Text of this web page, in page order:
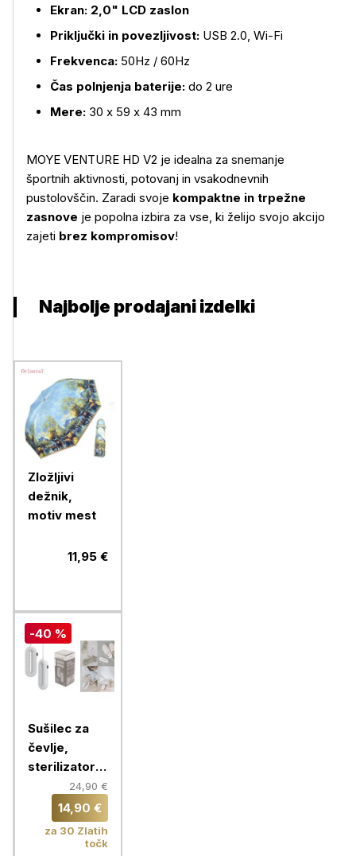
Ekran: 2,0" LCD zaslon
Priključki in povezljivost: USB 2.0, Wi-Fi
Frekvenca: 50Hz / 60Hz
Čas polnjenja baterije: do 2 ure
Mere: 30 x 59 x 43 mm
MOYE VENTURE HD V2 je idealna za snemanje
športnih aktivnosti, potovanj in vsakodnevnih
pustolovščin. Zaradi svoje kompaktne in trpežne
zasnove je popolna izbira za vse, ki želijo svojo akcijo
zajeti brez kompromisov!
Najbolje prodajani izdelki
Zložljivi
dežnik,
motiv mest
11,95 €
-40 %
Sušilec za
čevlje,
sterilizator z
vgrajenim
časovnikom,
Chameleon
24,90 €
14,90 €
za 30 Zlatih
točk